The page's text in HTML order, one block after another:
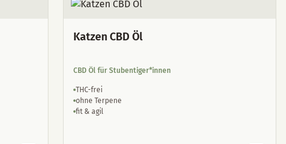
Katzen CBD Öl
CBD Öl für Stubentiger*innen
THC-frei
ohne Terpene
fit & agil